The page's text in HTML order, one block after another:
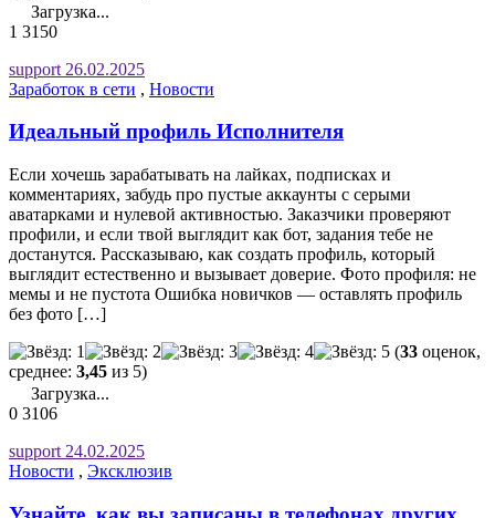
Загрузка...
1 3150
support 26.02.2025
Заработок в сети , Новости
Идеальный профиль Исполнителя
Если хочешь зарабатывать на лайках, подписках и
комментариях, забудь про пустые аккаунты с серыми
аватарками и нулевой активностью. Заказчики проверяют
профили, и если твой выглядит как бот, задания тебе не
достанутся. Рассказываю, как создать профиль, который
выглядит естественно и вызывает доверие. Фото профиля: не
мемы и не пустота Ошибка новичков — оставлять профиль
без фото […]
(33 оценок,
среднее: 3,45 из 5)
Загрузка...
0 3106
support 24.02.2025
Новости , Эксклюзив